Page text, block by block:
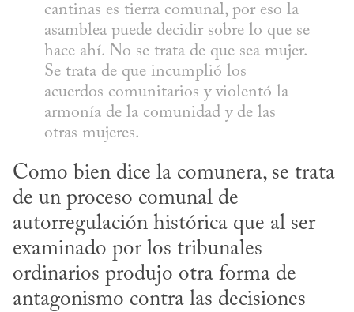
cantinas es tierra comunal, por eso la
asamblea puede decidir sobre lo que se
hace ahí. No se trata de que sea mujer.
Se trata de que incumplió los
acuerdos comunitarios y violentó la
armonía de la comunidad y de las
otras mujeres.
Como bien dice la comunera, se trata
de un proceso comunal de
autorregulación histórica que al ser
examinado por los tribunales
ordinarios produjo otra forma de
antagonismo contra las decisiones